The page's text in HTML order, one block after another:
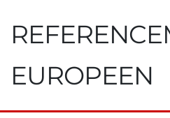
EUROPEEN